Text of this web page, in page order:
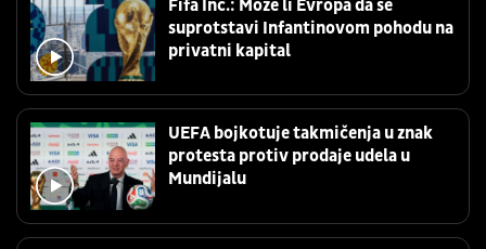
Fifa Inc.: Može li Evropa da se
suprotstavi Infantinovom pohodu na
privatni kapital
UEFA bojkotuje takmičenja u znak
protesta protiv prodaje udela u
Mundijalu